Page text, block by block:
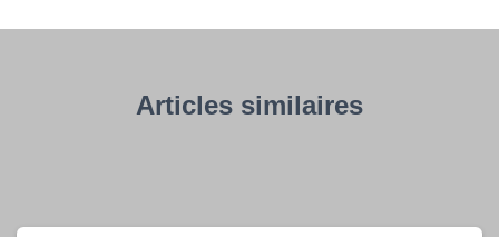
Articles similaires